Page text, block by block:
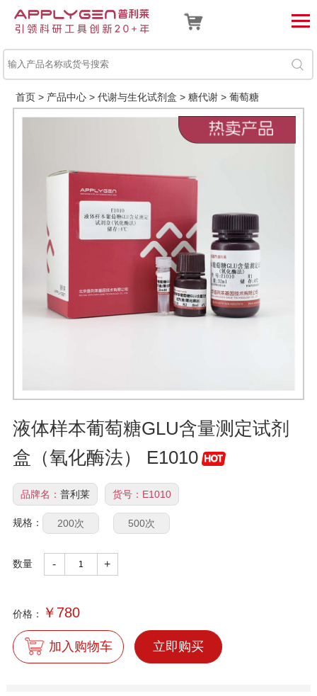
首页> 产品中心> 代谢与生化试剂盒 > 糖代谢> 葡萄糖
液体样本葡萄糖GLU含量测定试剂
盒（氧化酶法） E1010
品牌名： 普利莱 货号： E1010
规格： 200次 500次
数量 - +
价格： ￥ 780
加入购物车 立即购买